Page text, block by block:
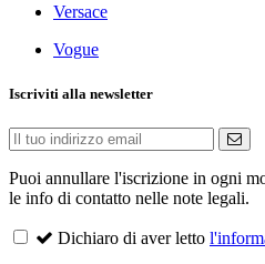
Versace
Vogue
Iscriviti alla newsletter
Puoi annullare l'iscrizione in ogni
le info di contatto nelle note legali.
Dichiaro di aver letto